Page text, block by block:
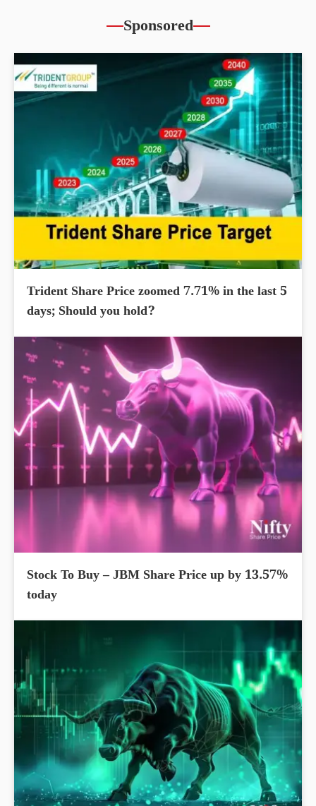
Sponsored
Trident Share Price zoomed 7.71% in the last 5
days; Should you hold?
Stock To Buy – JBM Share Price up by 13.57%
today